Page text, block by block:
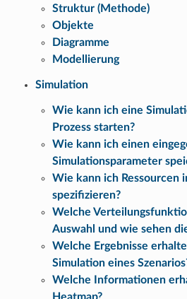
Struktur (Methode)
Objekte
Diagramme
Modellierung
Simulation
Wie kann ich eine
Prozess starten?
Wie kann ich einen
Simulationsparameter
Wie kann ich Ressourcen
spezifizieren?
Welche
Auswahl und wie sehen
Welche Ergebnisse
Simulation eines
Welche Informationen